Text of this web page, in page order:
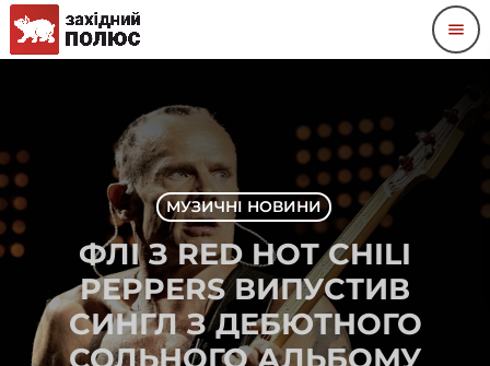
menu
МУЗИЧНІ НОВИНИ
ФЛІ З RED HOT CHILI
PEPPERS ВИПУСТИВ
СИНГЛ З ДЕБЮТНОГО
СОЛЬНОГО АЛЬБОМУ